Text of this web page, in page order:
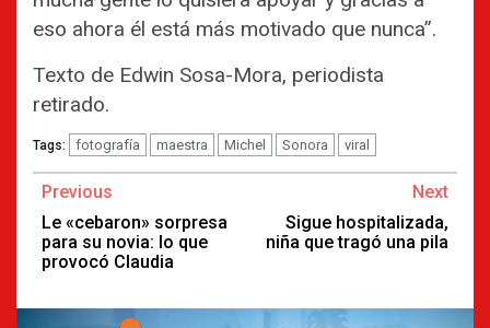
eso ahora él está más motivado que nunca”.
Texto de Edwin Sosa-Mora, periodista
retirado.
Tags: fotografía maestra Michel Sonora viral
Continue
Reading
Previous
Le «cebaron» sorpresa
para su novia: lo que
provocó Claudia
Next
Sigue hospitalizada,
niña que tragó una pila